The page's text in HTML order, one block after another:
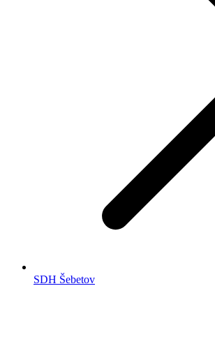
SDH Šebetov